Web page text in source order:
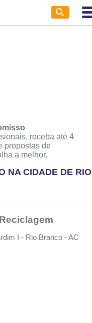
receba até 4
propostas de
a melhor.
NA CIDADE DE RIO
I - Rio Branco - AC